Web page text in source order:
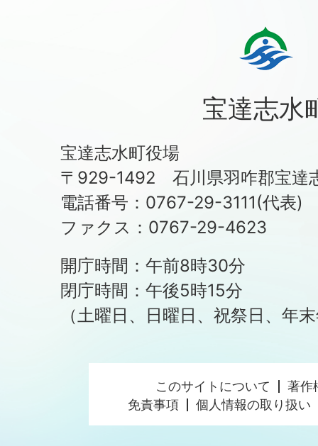
宝達志水
宝達志水町役場
〒929-1492 石川県羽咋郡宝達
電話番号：0767-29-3111(代表)
ファクス：0767-29-4623
開庁時間：午前8時30分
閉庁時間：午後5時15分
（土曜日、日曜日、祝祭日、年
このサイトについて
著作
免責事項
個人情報の取り扱い